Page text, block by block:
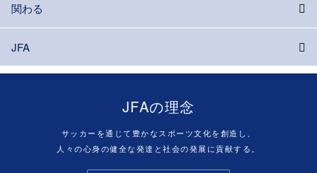
関わる
JFA
JFAの理念
サッカーを通じて豊かなスポーツ文化を創造し、
人々の心身の健全な発達と社会の発展に貢献する。